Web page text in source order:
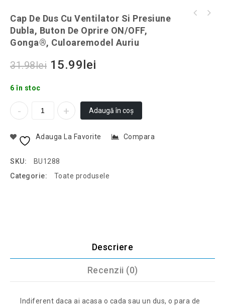
Cap De Dus Cu Ventilator Si Presiune
Dubla, Buton De Oprire ON/OFF,
Gonga®, Culoaremodel Auriu
31.98lei 15.99 lei
6 în stoc
Adaugă în coș
Adauga La Favorite Compara
SKU:
BU1288
Categorie:
Toate produsele
Descriere
Recenzii (0)
Indiferent daca ai acasa o cada sau un dus, o para de